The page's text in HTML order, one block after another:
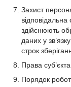
Захист
здійснюють
даних у
строк
Права
Порядок